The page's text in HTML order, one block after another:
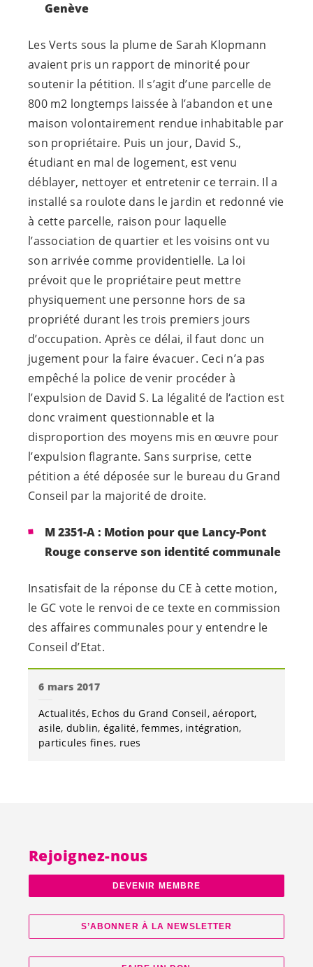
Genève
Les Verts sous la plume de Sarah Klopmann
avaient pris un rapport de minorité pour
soutenir la pétition. Il s’agit d’une parcelle de
800 m2 longtemps laissée à l’abandon et une
maison volontairement rendue inhabitable par
son propriétaire. Puis un jour, David S.,
étudiant en mal de logement, est venu
déblayer, nettoyer et entretenir ce terrain. Il a
installé sa roulote dans le jardin et redonné vie
à cette parcelle, raison pour laquelle
l’association de quartier et les voisins ont vu
son arrivée comme providentielle. La loi
prévoit que le propriétaire peut mettre
physiquement une personne hors de sa
propriété durant les trois premiers jours
d’occupation. Après ce délai, il faut donc un
jugement pour la faire évacuer. Ceci n’a pas
empêché la police de venir procéder à
l’expulsion de David S. La légalité de l‘action est
donc vraiment questionnable et la
disproportion des moyens mis en œuvre pour
l’expulsion flagrante. Sans surprise, cette
pétition a été déposée sur le bureau du Grand
Conseil par la majorité de droite.
M 2351-A : Motion pour que Lancy-Pont
Rouge conserve son identité communale
Insatisfait de la réponse du CE à cette motion,
le GC vote le renvoi de ce texte en commission
des affaires communales pour y entendre le
Conseil d’Etat.
6 mars 2017
Actualités Echos du Grand Conseil aéroport
asile dublin égalité femmes intégration
particules fines rues
Rejoignez-nous
DEVENIR MEMBRE
S’ABONNER À LA NEWSLETTER